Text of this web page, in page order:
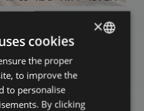
הוסף לרשימה
ENGLISH
HUNGARIAN
GERMAN
×
cookies
the proper
to improve the
to personalise
By clicking